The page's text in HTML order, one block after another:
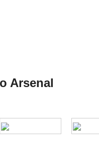
Arsenal